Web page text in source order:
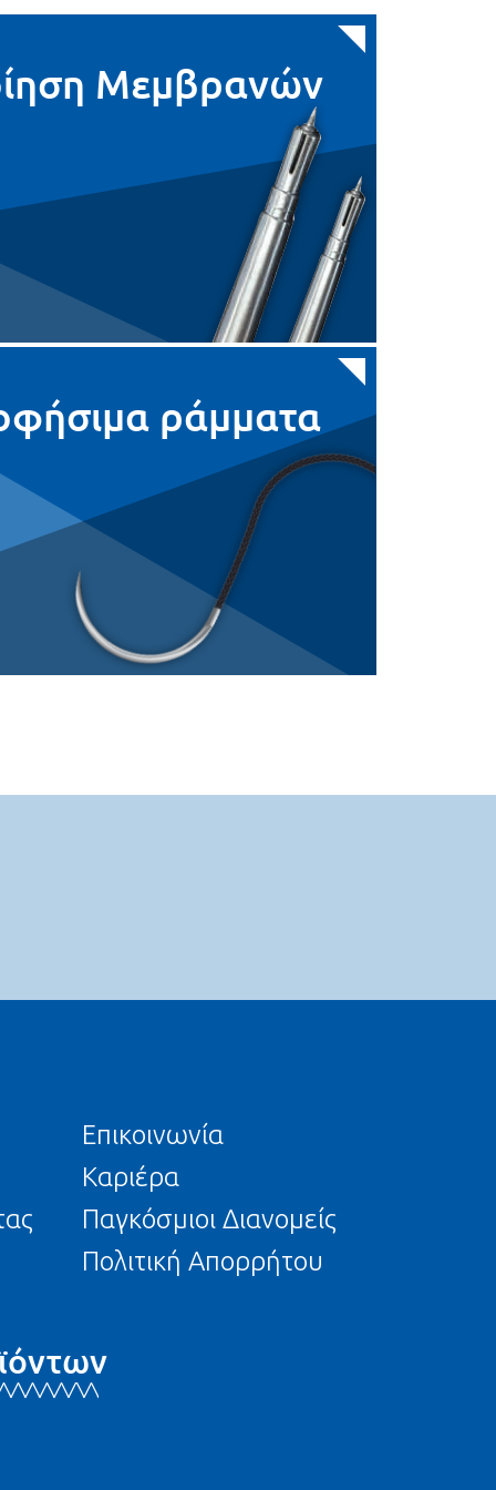
Μεμβρανών
ράμματα
Επικοινωνία
Καριέρα
Παγκόσμιοι Διανομείς
Πολιτική Απορρήτου